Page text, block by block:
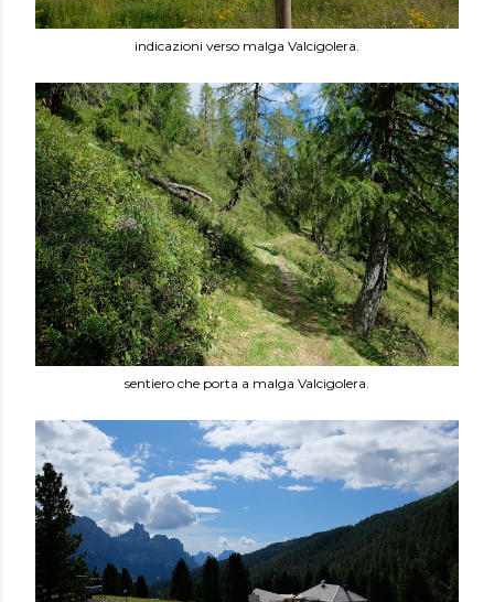
indicazioni verso malga Valcigolera.
sentiero che porta a malga Valcigolera.